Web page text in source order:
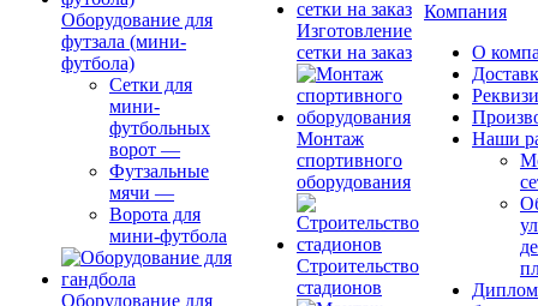
Оборудование для
футзала (мини-
футбола)
Сетки для
мини-
футбольных
ворот —
Футзальные
мячи —
Ворота для
мини-футбола
Оборудование для
Изготовление
сетки на заказ
Монтаж
спортивного
оборудования
Строительство
стадионов
Компания
О
Наши